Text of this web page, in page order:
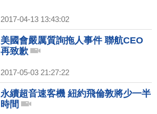
2017-04-13 13:43:02
美國會嚴厲質詢拖人事件 聯航CEO
再致歉
2017-05-03 21:27:22
永續超音速客機 紐約飛倫敦將少一半
時間